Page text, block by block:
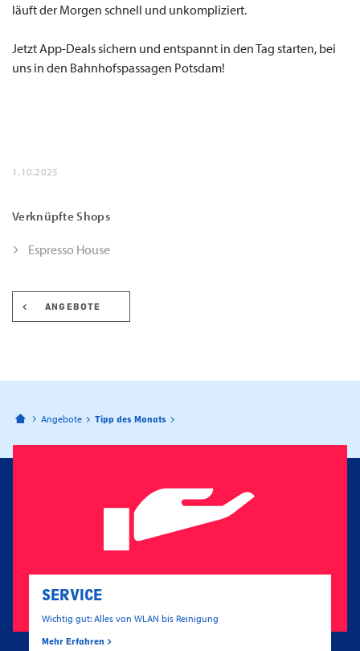
läuft der Morgen schnell und unkompliziert.
Jetzt App-Deals sichern und entspannt in den Tag starten, bei
uns in den Bahnhofspassagen Potsdam!
1.10.2025
Verknüpfte Shops
Espresso House
ANGEBOTE
Bahnhofspassagen Potsdam
Angebote Tipp des Monats
SERVICE
Wichtig gut: Alles von WLAN bis Reinigung
Mehr Erfahren